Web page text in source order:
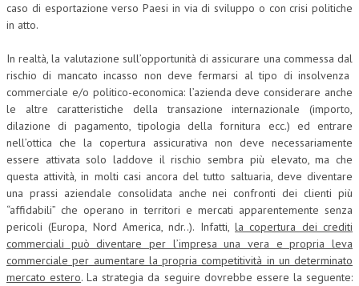
TREASURY IN FINANCIAL SERVICES
SVILUPPO SOSTENIBILE
PERSONA E CITTÀ
L’UMANISTA
DIRITTO
DIRITTO PENALE D’IMPRESA
DIRITTO DEL LAVORO
DIRITTO DEL WEB
DIRITTO DELLE IMPRESE IN CRISI
caso di esportazione verso Paesi in via di sviluppo o con crisi politiche
in atto.
In realtà, la valutazione sull’opportunità di assicurare una commessa dal
rischio di mancato incasso non deve fermarsi al tipo di insolvenza
commerciale e/o politico-economica: l’azienda deve considerare anche
le altre caratteristiche della transazione internazionale (importo,
dilazione di pagamento, tipologia della fornitura ecc.) ed entrare
nell’ottica che la copertura assicurativa non deve necessariamente
essere attivata solo laddove il rischio sembra più elevato, ma che
questa attività, in molti casi ancora del tutto saltuaria, deve diventare
una prassi aziendale consolidata anche nei confronti dei clienti più
“affidabili” che operano in territori e mercati apparentemente senza
pericoli (Europa, Nord America, ndr..). Infatti, la copertura dei crediti
commerciali può diventare per l’impresa una vera e propria leva
commerciale per aumentare la propria competitività in un determinato
mercato estero. La strategia da seguire dovrebbe essere la seguente: